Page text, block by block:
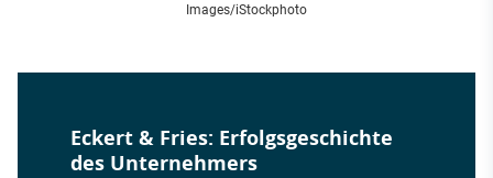
Images/iStockphoto
Eckert & Fries: Erfolgsgeschichte
des Unternehmers